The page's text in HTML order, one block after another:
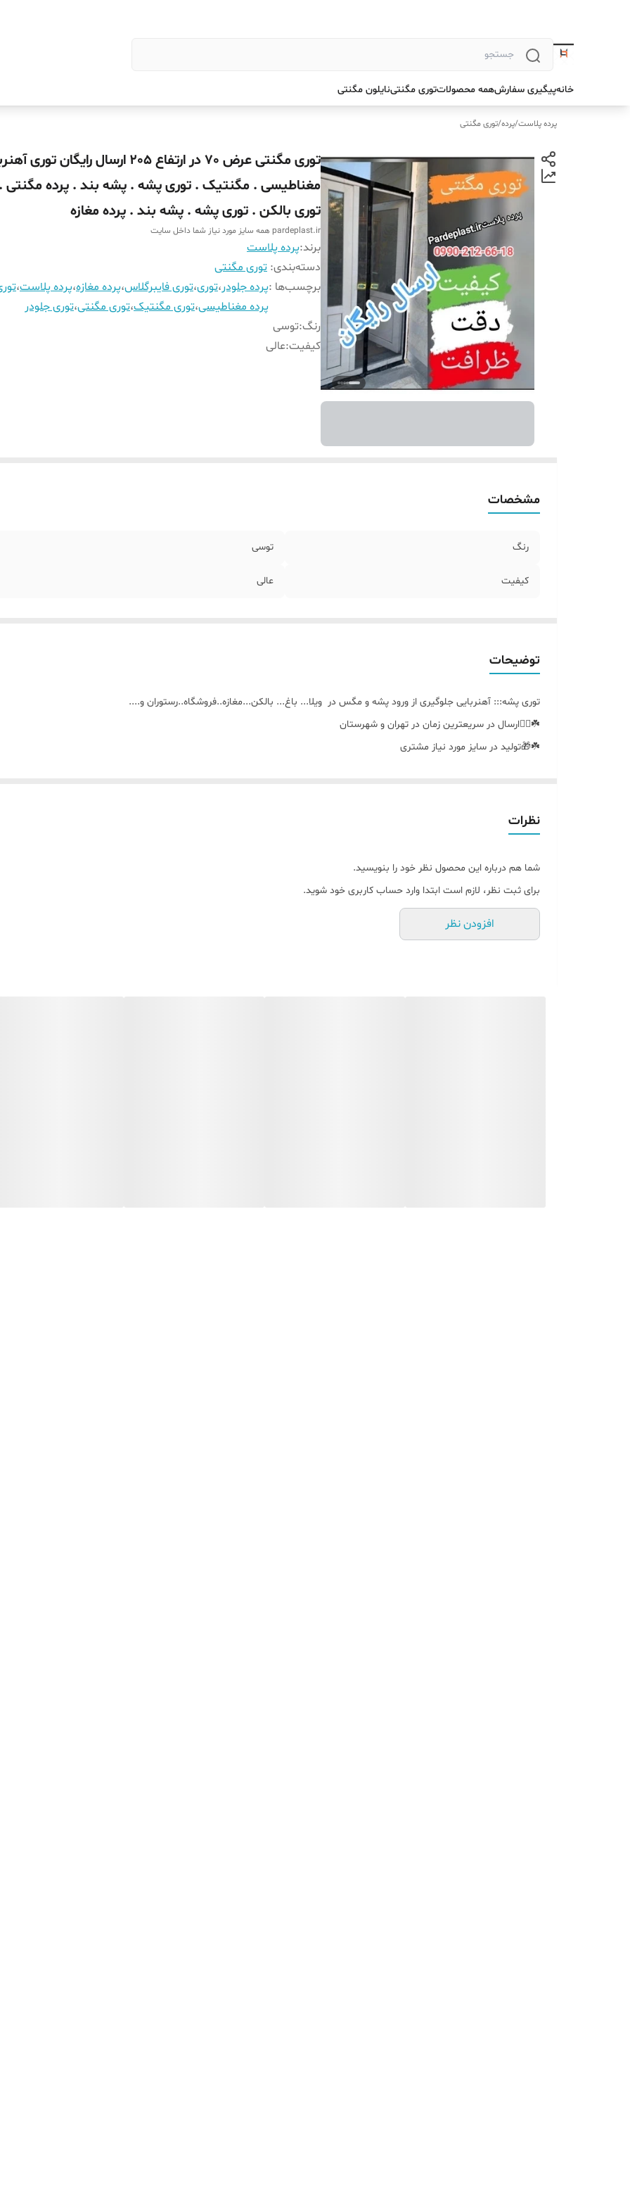
خانهپیگیری سفارشهمه محصولاتتوری مگنتینایلون مگنتی
پرده پلاست/پرده/توری مگنتی
توری مگنتی عرض 70 در ارتفاع 205 ارسال رایگان
مغناطیسی . مگنتیک . توری پشه . پشه بند . پرده مگنتی
توری بالکن . توری پشه . پشه بند . پرده مغازه
pardeplast.ir همه سایز مورد نیاز شما داخل سایت
برند:پرده پلاست
دسته‌بندی: توری مگنتی
برچسب‌ها :پرده جلودر،توری،توری فایبرگلاس،پرده مغازه،پرده پلاست،
پرده مغناطیسی،توری مگنتیک،توری مگنتی،توری جلودر
رنگ:توسی
کیفیت:عالی
مشخصات
رنگ توسی
کیفیت عالی
توضیحات
توری پشه::: آهنربایی جلوگیری از ورود پشه و مگس در ویلا... باغ... بالکن...مغازه..فروشگاه..رستوران و....
☘️🚴‍♀️ارسال در سریعترین زمان در تهران و شهرستان
☘️🎁تولید در سایز مورد نیاز مشتری
نظرات
شما هم درباره این محصول نظر خود را بنویسید.
برای ثبت نظر، لازم است ابتدا وارد حساب کاربری خود شوید.
افزودن نظر